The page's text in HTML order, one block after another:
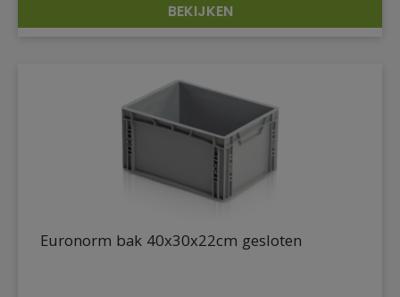
DETAILS
BEKIJKEN
Euronorm bak 40x30x22cm gesloten